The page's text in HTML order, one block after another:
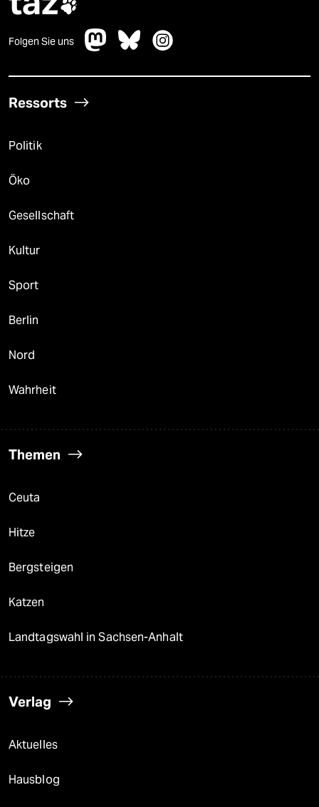

Folgen Sie uns
Ressorts
Politik
Öko
Gesellschaft
Kultur
Sport
Berlin
Nord
Wahrheit
Themen
Ceuta
Hitze
Bergsteigen
Katzen
Landtagswahl in Sachsen-Anhalt
Verlag
Aktuelles
Hausblog